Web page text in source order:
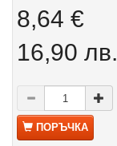
8,64 €
16,90 лв.
ПОРЪЧКА